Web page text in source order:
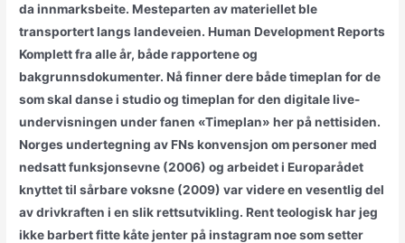
da innmarksbeite. Mesteparten av materiellet ble
transportert langs landeveien. Human Development Reports
Komplett fra alle år, både rapportene og
bakgrunnsdokumenter. Nå finner dere både timeplan for de
som skal danse i studio og timeplan for den digitale live-
undervisningen under fanen «Timeplan» her på nettisiden.
Norges undertegning av FNs konvensjon om personer med
nedsatt funksjonsevne (2006) og arbeidet i Europarådet
knyttet til sårbare voksne (2009) var videre en vesentlig del
av drivkraften i en slik rettsutvikling. Rent teologisk har jeg
ikke barbert fitte kåte jenter på instagram noe som setter